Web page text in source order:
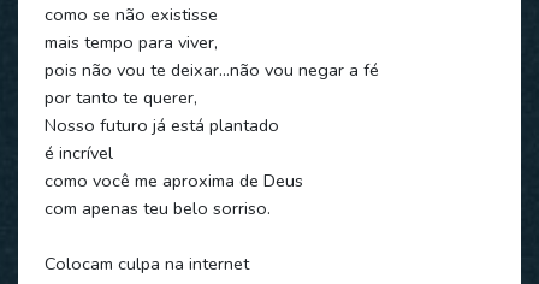
como se não existisse
mais tempo para viver,
pois não vou te deixar...não vou negar a fé
por tanto te querer,
Nosso futuro já está plantado
é incrível
como você me aproxima de Deus
com apenas teu belo sorriso.
Colocam culpa na internet